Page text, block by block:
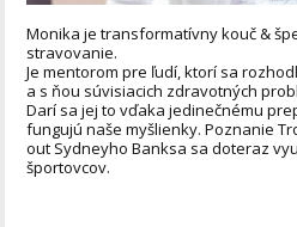
Monika je transformatívny kouč &
stravovanie.
Je mentorom pre ľudí, ktorí sa
a s ňou súvisiacich zdravotných
Darí sa jej to vďaka jedinečnému
fungujú naše myšlienky. Poznanie
out Sydneyho Banksa sa doteraz
športovcov.